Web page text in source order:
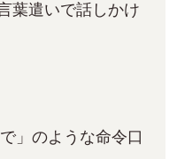
葉遣いで話しかけ
」のような命令口